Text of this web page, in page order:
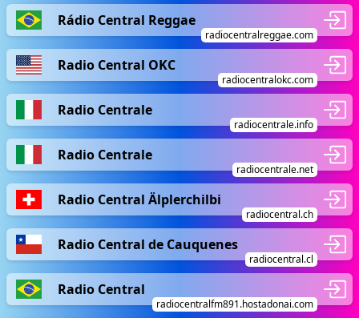
Rádio Central Reggae
radiocentralreggae.com
Radio Central OKC
radiocentralokc.com
Radio Centrale
radiocentrale.info
Radio Centrale
radiocentrale.net
Radio Central Älplerchilbi
radiocentral.ch
Radio Central de Cauquenes
radiocentral.cl
Radio Central
radiocentralfm891.hostadonai.com